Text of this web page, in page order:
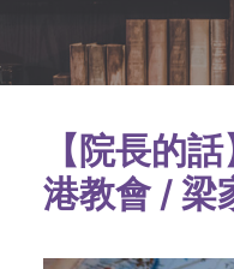
【院長的
港教會 / 梁